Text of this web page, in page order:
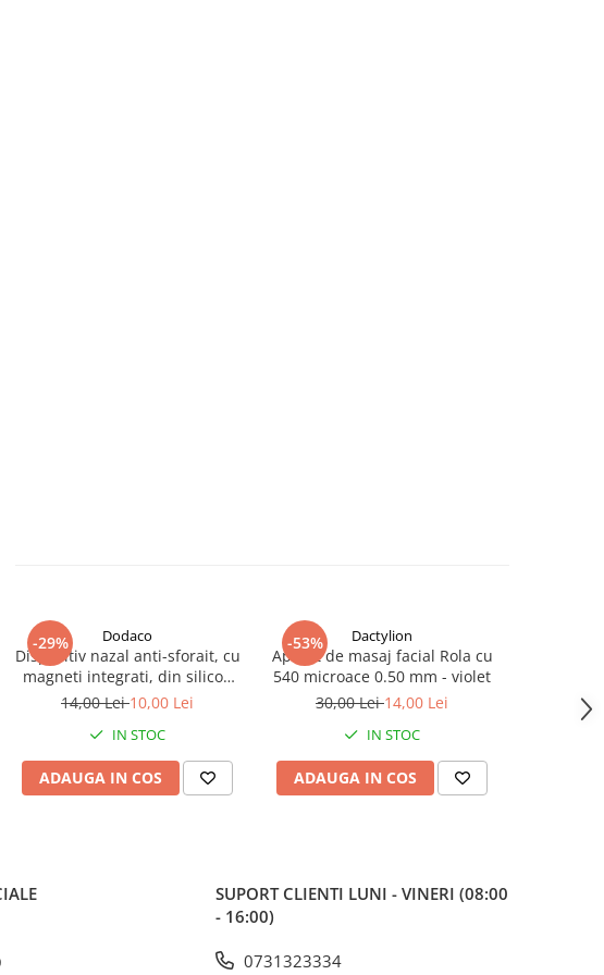
-29% Dodaco
Dispozitiv nazal anti-sforait, cu
magneti integrati, din silicon
moale, reutilizabil, portabil,
somn linistit, transparent, 2 x
1.5 cm
14,00 Lei10,00 Lei
IN STOC
ADAUGA IN COS
-53% Dactylion
Aparat de masaj facial Rola cu
540 microace 0.50 mm - violet
30,00 Lei14,00 Lei
IN STOC
ADAUGA IN COS
SUPORT CLIENTI LUNI - VINERI (08:00
- 16:00)
0731323334